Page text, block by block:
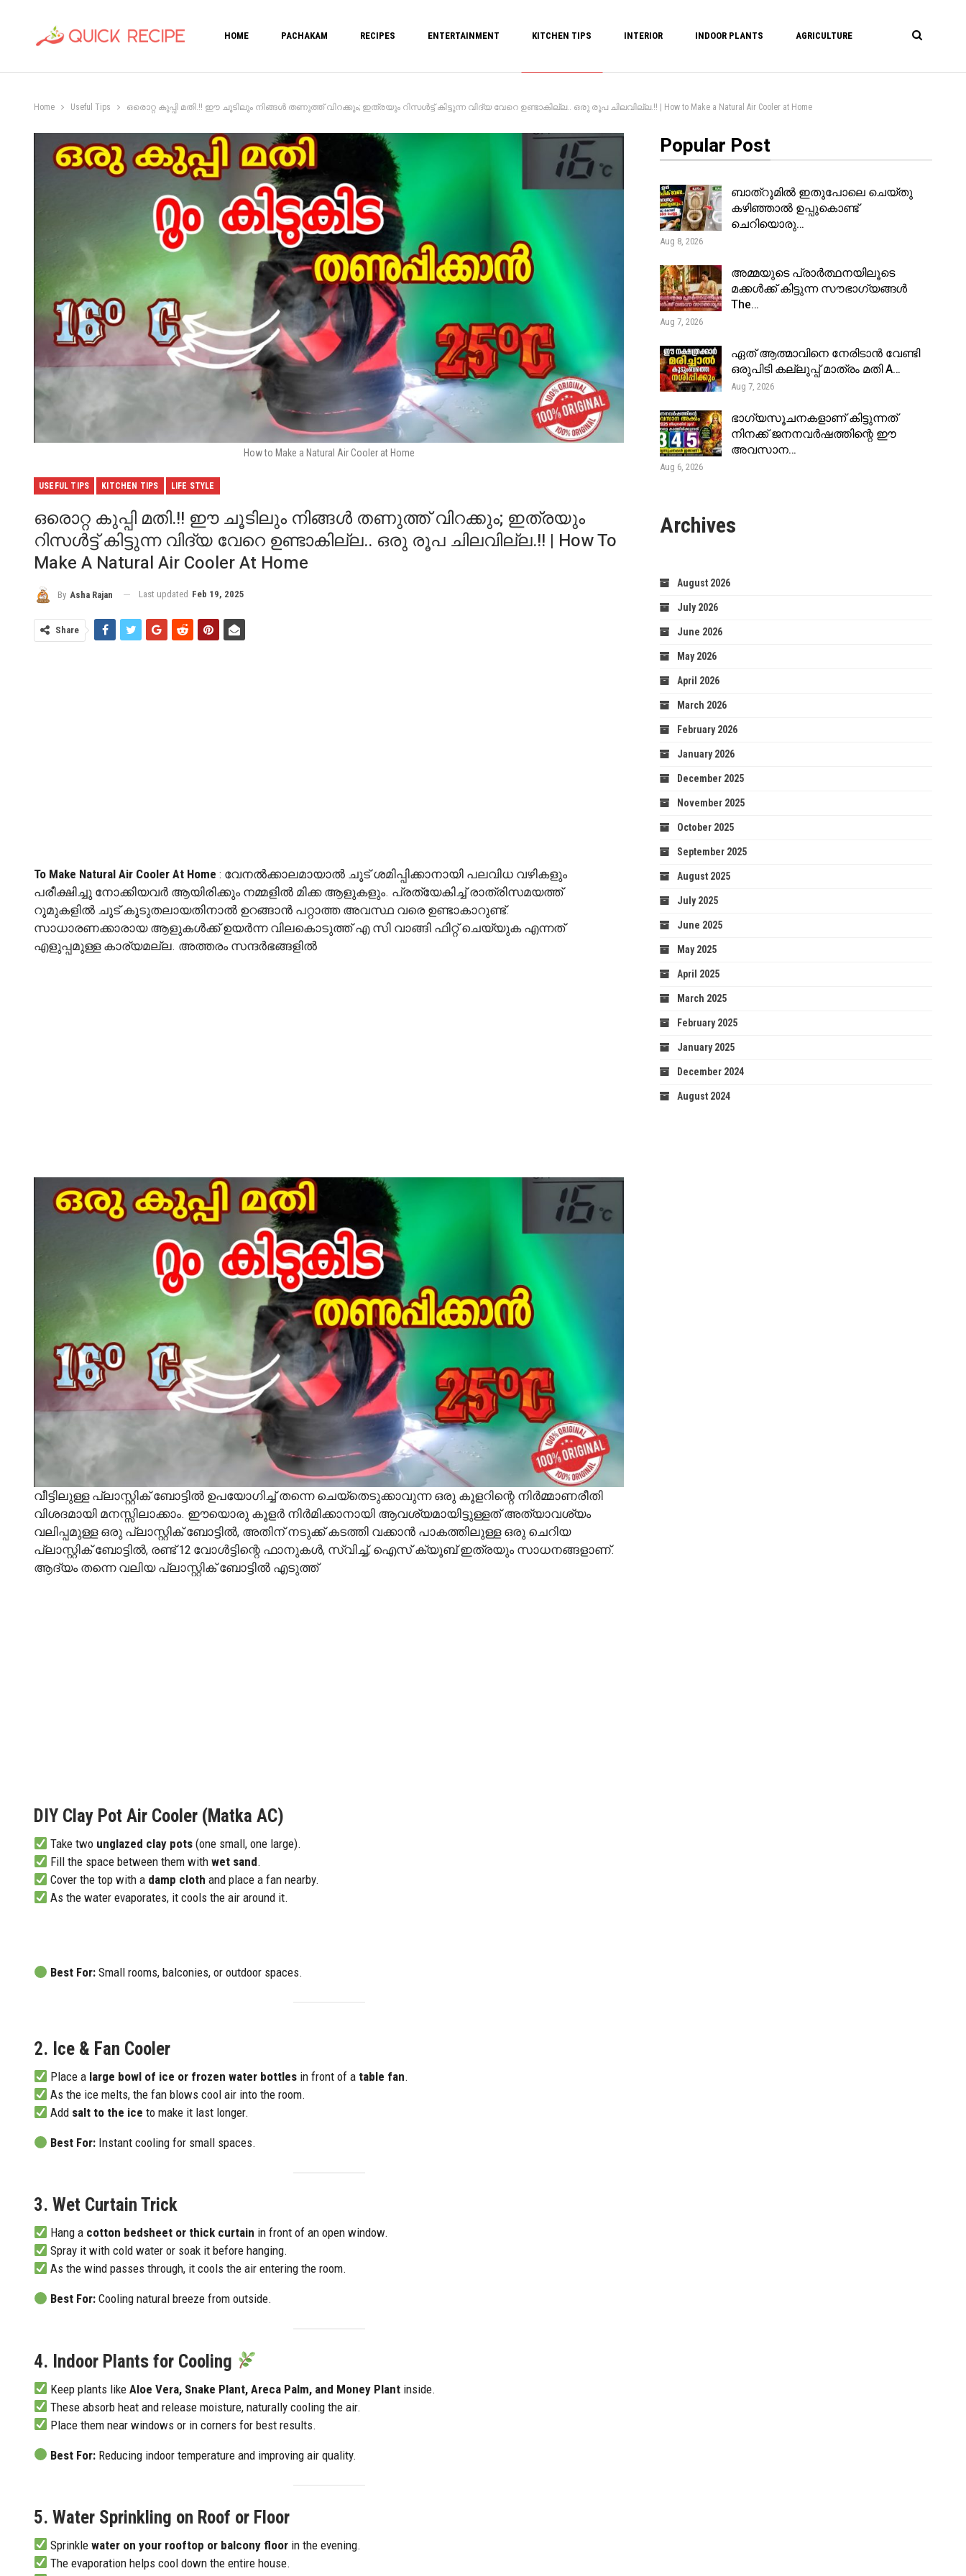
HOME PACHAKAM RECIPES ENTERTAINMENT KITCHEN TIPS INTERIOR INDOOR PLANTS AGRICULTURE
Home Useful Tips ഒരൊറ്റ കുപ്പി മതി.!! ഈ ചൂടിലും നിങ്ങൾ തണുത്ത് വിറക്കും; ഇത്രയും റിസൾട്ട് കിട്ടുന്ന വിദ്യ വേറെ ഉണ്ടാകില്ല.. ഒരു രൂപ ചിലവില്ല.!! | How to Make a Natural Air Cooler at Home
How to Make a Natural Air Cooler at Home
USEFUL TIPS KITCHEN TIPS LIFE STYLE
ഒരൊറ്റ കുപ്പി മതി.!! ഈ ചൂടിലും നിങ്ങൾ തണുത്ത് വിറക്കും; ഇത്രയും
റിസൾട്ട് കിട്ടുന്ന വിദ്യ വേറെ ഉണ്ടാകില്ല.. ഒരു രൂപ ചിലവില്ല.!! | How To
Make A Natural Air Cooler At Home
By Asha Rajan Last updated Feb 19, 2025
Share
To Make Natural Air Cooler At Home : വേനൽക്കാലമായാൽ ചൂട് ശമിപ്പിക്കാനായി പലവിധ വഴികളും
പരീക്ഷിച്ചു നോക്കിയവർ ആയിരിക്കും നമ്മളിൽ മിക്ക ആളുകളും. പ്രത്യേകിച്ച് രാത്രിസമയത്ത്
റൂമുകളിൽ ചൂട് കൂടുതലായതിനാൽ ഉറങ്ങാൻ പറ്റാത്ത അവസ്ഥ വരെ ഉണ്ടാകാറുണ്ട്.
സാധാരണക്കാരായ ആളുകൾക്ക് ഉയർന്ന വിലകൊടുത്ത് എ സി വാങ്ങി ഫിറ്റ് ചെയ്യുക എന്നത്
എളുപ്പമുള്ള കാര്യമല്ല. അത്തരം സന്ദർഭങ്ങളിൽ
വീട്ടിലുള്ള പ്ലാസ്റ്റിക് ബോട്ടിൽ ഉപയോഗിച്ച് തന്നെ ചെയ്തെടുക്കാവുന്ന ഒരു കൂളറിന്റെ നിർമ്മാണരീതി
വിശദമായി മനസ്സിലാക്കാം. ഈയൊരു കൂളർ നിർമിക്കാനായി ആവശ്യമായിട്ടുള്ളത് അത്യാവശ്യം
വലിപ്പമുള്ള ഒരു പ്ലാസ്റ്റിക് ബോട്ടിൽ, അതിന് നടുക്ക് കടത്തി വക്കാൻ പാകത്തിലുള്ള ഒരു ചെറിയ
പ്ലാസ്റ്റിക് ബോട്ടിൽ, രണ്ട് 12 വോൾട്ടിന്റെ ഫാനുകൾ, സ്വിച്ച്, ഐസ് ക്യൂബ് ഇത്രയും സാധനങ്ങളാണ്.
ആദ്യം തന്നെ വലിയ പ്ലാസ്റ്റിക് ബോട്ടിൽ എടുത്ത്
DIY Clay Pot Air Cooler (Matka AC)
Take two unglazed clay pots (one small, one large).
Fill the space between them withwet sand.
Cover the top with a damp cloth and place a fan nearby.
As the water evaporates, it cools the air around it.
Best For: Small rooms, balconies, or outdoor spaces.
2. Ice & Fan Cooler
Place a large bowl of ice or frozen water bottles in front of a table fan.
As the ice melts, the fan blows cool air into the room.
Add salt to the ice to make it last longer.
Best For: Instant cooling for small spaces.
3. Wet Curtain Trick
Hang a cotton bedsheet or thick curtain in front of an open window.
Spray it with cold water or soak it before hanging.
As the wind passes through, it cools the air entering the room.
Best For: Cooling natural breeze from outside.
4. Indoor Plants for Cooling
Keep plants likeAloe Vera, Snake Plant, Areca Palm, and Money Plant inside.
These absorb heat and release moisture, naturally cooling the air.
Place them near windows or in corners for best results.
Best For: Reducing indoor temperature and improving air quality.
5. Water Sprinkling on Roof or Floor
Sprinklewater on your rooftop or balcony floor in the evening.
The evaporation helps cool down the entire house.
Popular Post
ബാത്റൂമിൽ ഇതുപോലെ ചെയ്തു
കഴിഞ്ഞാൽ ഉപ്പുകൊണ്ട്
ചെറിയൊരു…
Aug 8, 2026
അമ്മയുടെ പ്രാർത്ഥനയിലൂടെ
മക്കൾക്ക് കിട്ടുന്ന സൗഭാഗ്യങ്ങൾ
The…
Aug 7, 2026
ഏത് ആത്മാവിനെ നേരിടാൻ വേണ്ടി
ഒരുപിടി കല്ലുപ്പ് മാത്രം മതി A…
Aug 7, 2026
ഭാഗ്യസൂചനകളാണ് കിട്ടുന്നത്
നിനക്ക് ജനനവർഷത്തിന്റെ ഈ
അവസാന…
Aug 6, 2026
Archives
August 2026
July 2026
June 2026
May 2026
April 2026
March 2026
February 2026
January 2026
December 2025
November 2025
October 2025
September 2025
August 2025
July 2025
June 2025
May 2025
April 2025
March 2025
February 2025
January 2025
December 2024
August 2024